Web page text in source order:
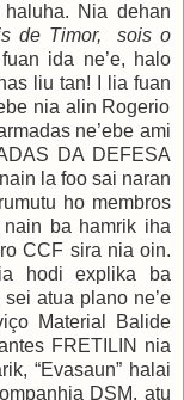
Nia dehan
de Timor,
sois o
ida ne’e, halo
liu tan!
I lia fuan
nia alin Rogerio
ne’ebe ami
DA DEFESA
la foo sai naran
ho membros
nain ba hamrik iha
CCF sira nia oin.
hodi explika ba
atua plano ne’e
Material Balide
FRETILIN nia
“Evasaun” halai
DSM, atu